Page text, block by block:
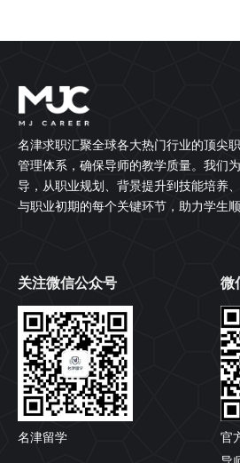
名津求职汇聚全球各大热门行业的顶尖
管理体系，确保导师的教学质量。我们
导，从职业规划、背景提升到技能培养
与职业初期的每个关键环节，助力学生
关注微信公众号
名津留学
微
官